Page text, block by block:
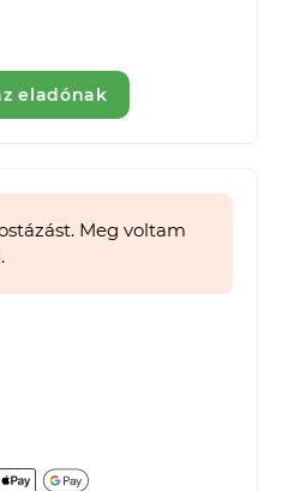
eladónak
Meg voltam